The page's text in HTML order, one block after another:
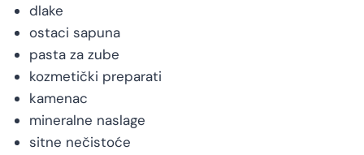
dlake
ostaci sapuna
pasta za zube
kozmetički preparati
kamenac
mineralne naslage
sitne nečistoće